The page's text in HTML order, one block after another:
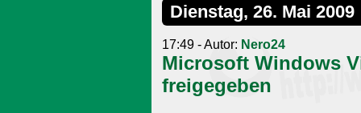
Dienstag, 26. Mai 2009
17:49 - Autor: Nero24
Microsoft Windows
freigegeben